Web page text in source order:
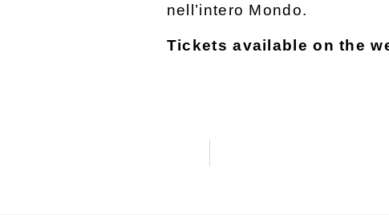
nell’intero Mondo.
Tickets available on the